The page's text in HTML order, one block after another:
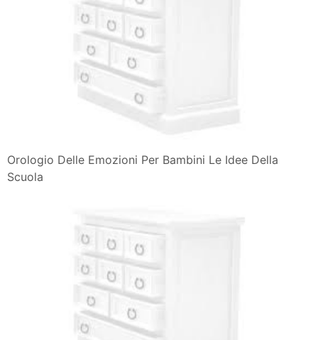
Orologio Delle Emozioni Per Bambini Le Idee Della
Scuola